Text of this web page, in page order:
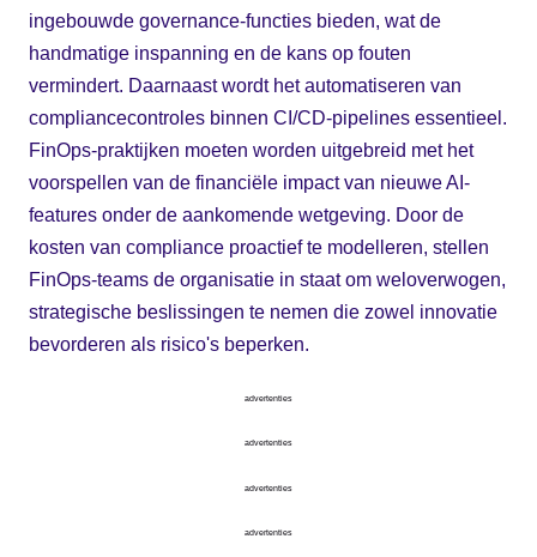
ingebouwde governance-functies bieden, wat de
handmatige inspanning en de kans op fouten
vermindert. Daarnaast wordt het automatiseren van
compliancecontroles binnen CI/CD-pipelines essentieel.
FinOps-praktijken moeten worden uitgebreid met het
voorspellen van de financiële impact van nieuwe AI-
features onder de aankomende wetgeving. Door de
kosten van compliance proactief te modelleren, stellen
FinOps-teams de organisatie in staat om weloverwogen,
strategische beslissingen te nemen die zowel innovatie
bevorderen als risico's beperken.
advertenties
advertenties
advertenties
advertenties